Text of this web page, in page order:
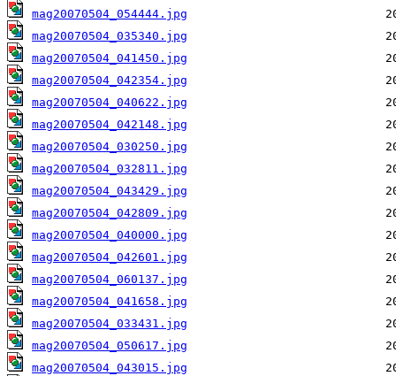
mag20070504_054444.jpg
mag20070504_035340.jpg
mag20070504_041450.jpg
mag20070504_042354.jpg
mag20070504_040622.jpg
mag20070504_042148.jpg
mag20070504_030250.jpg
mag20070504_032811.jpg
mag20070504_043429.jpg
mag20070504_042809.jpg
mag20070504_040000.jpg
mag20070504_042601.jpg
mag20070504_060137.jpg
mag20070504_041658.jpg
mag20070504_033431.jpg
mag20070504_050617.jpg
mag20070504_043015.jpg